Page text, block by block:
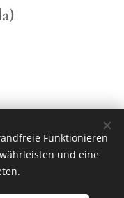
Ingo Schröder
2026
Funktionieren
und eine